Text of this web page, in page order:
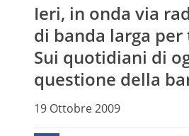
Ieri, in onda via
di banda larga
Sui quotidiani di
questione della
19 Ottobre 2009